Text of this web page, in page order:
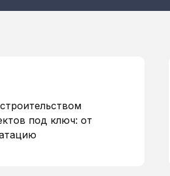
под ключ: от